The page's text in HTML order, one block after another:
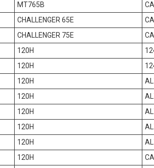
MT765B
CHALLENGER 65E
CHALLENGER 75E
120H
120H
120H
120H
120H
120H
120H
120H